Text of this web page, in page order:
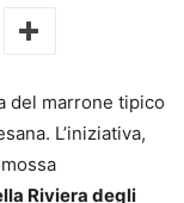
del marrone tipico
L’iniziativa,
Riviera degli